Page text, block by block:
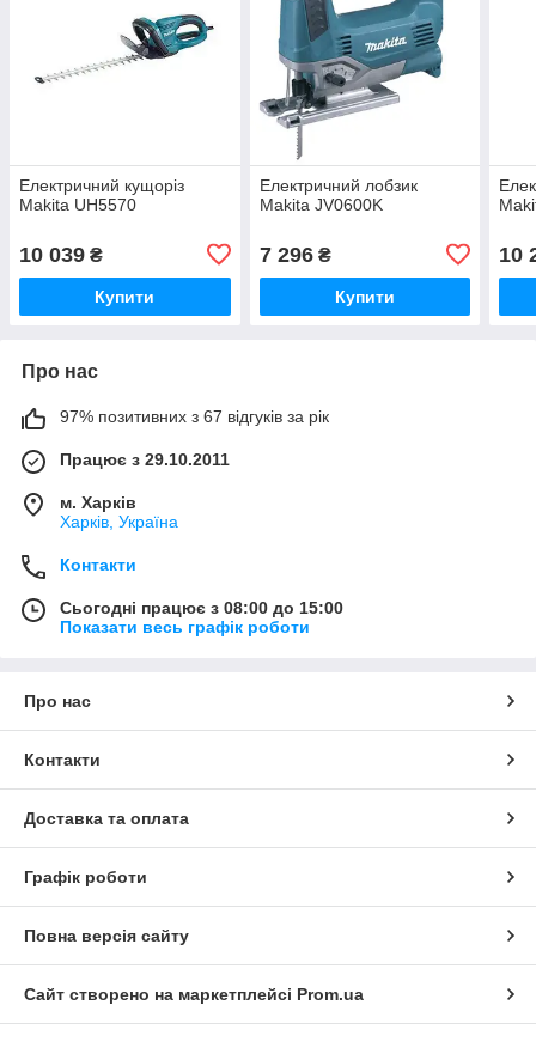
Електричний кущоріз
Makita UH5570
10 039 ₴
Купити
Електричний лобзик
Makita JV0600K
7 296₴
Купити
10
Про нас
97% позитивних з 67 відгуків за рік
Працює з 29.10.2011
м. Харків
Харків, Україна
Контакти
Сьогодні працює з 08:00 до 15:00
Показати весь графік роботи
Про нас
Контакти
Доставка та оплата
Графік роботи
Повна версія сайту
Сайт створено на маркетплейсі Prom.ua